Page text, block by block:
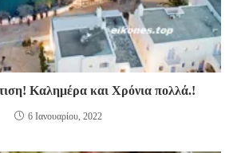
Καλημέρα και Χρόνια πολλά.!
6 Ιανουαρίου, 2022